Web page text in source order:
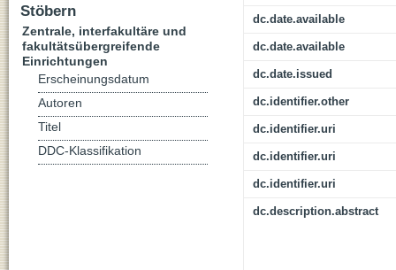
dc.date.available
dc.date.available
dc.date.issued
dc.identifier.other
dc.identifier.uri
dc.identifier.uri
dc.identifier.uri
dc.description.abstract
Stöbern
Zentrale, interfakultäre und
fakultätsübergreifende
Einrichtungen
Erscheinungsdatum
Autoren
Titel
DDC-Klassifikation